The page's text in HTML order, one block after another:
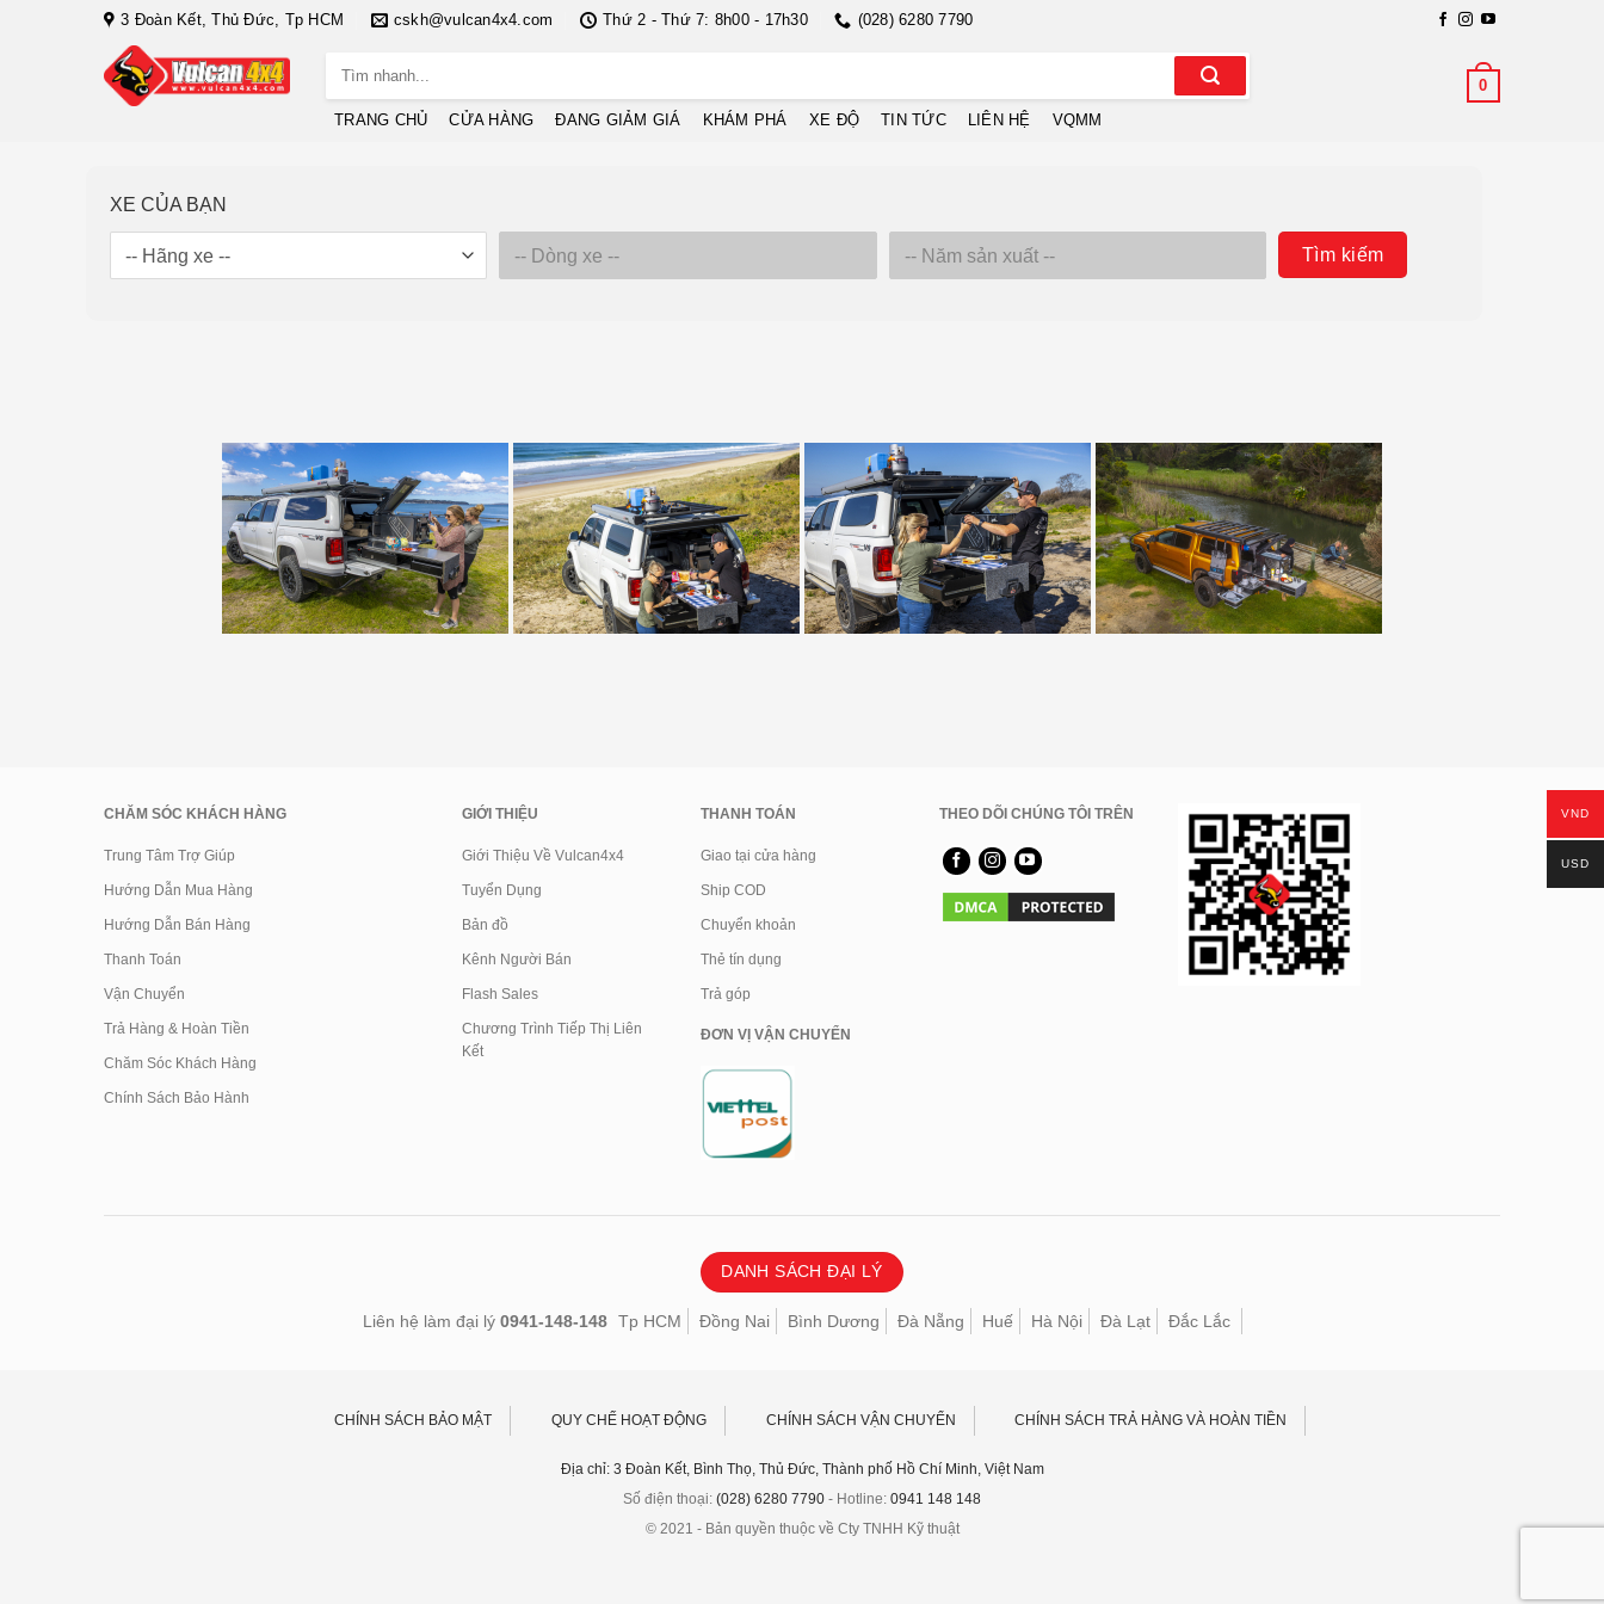
3 Đoàn Kết, Thủ Đức, Tp HCM cskh@vulcan4x4.com Thứ 2 - Thứ 7: 8h00 - 17h30 (028) 6280 7790
Tìm
TRANG CHỦ CỬA HÀNG ĐANG GIẢM GIÁ KHÁM PHÁ XE ĐỘ TIN TỨC LIÊN HỆ VQMM
0
XE CỦA BẠN
Tìm kiếm
CHĂM SÓC KHÁCH HÀNG
Trung Tâm Trợ Giúp
Hướng Dẫn Mua Hàng
Hướng Dẫn Bán Hàng
Thanh Toán
Vận Chuyển
Trả Hàng & Hoàn Tiền
Chăm Sóc Khách Hàng
Chính Sách Bảo Hành
GIỚI THIỆU
Giới Thiệu Về Vulcan4x4
Tuyển Dụng
Bản đồ
Kênh Người Bán
Flash Sales
Chương Trình Tiếp Thị Liên
Kết
THANH TOÁN
Giao tại cửa hàng
Ship COD
Chuyển khoản
Thẻ tín dụng
Trả góp
ĐƠN VỊ VẬN CHUYỂN
THEO DÕI CHÚNG TÔI TRÊN
DANH SÁCH ĐẠI LÝ
Liên hệ làm đại lý 0941-148-148 Tp HCM Đồng Nai Bình Dương Đà Nẵng Huế Hà Nội Đà Lạt Đắc Lắc
CHÍNH SÁCH BẢO MẬT QUY CHẾ HOẠT ĐỘNG CHÍNH SÁCH VẬN CHUYỂN CHÍNH SÁCH TRẢ HÀNG VÀ HOÀN TIỀN
Địa chỉ: 3 Đoàn Kết, Bình Thọ, Thủ Đức, Thành phố Hồ Chí Minh, Việt Nam
Số điện thoại: (028) 6280 7790 - Hotline: 0941 148 148
© 2021 - Bản quyền thuộc về Cty TNHH Kỹ thuật
VND
USD